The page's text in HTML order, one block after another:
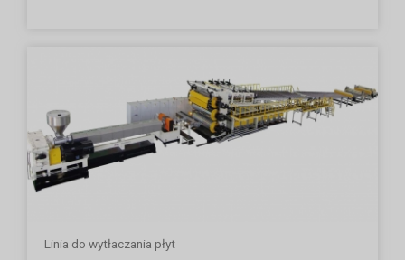
Linia do wytłaczania płyt